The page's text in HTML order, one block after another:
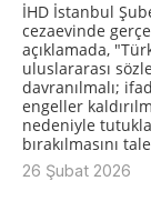
İHD İstanbul
cezaevinde
açıklamada,
uluslararası
davranılmalı;
engeller
nedeniyle
bırakılmasını
26 Şubat 2026